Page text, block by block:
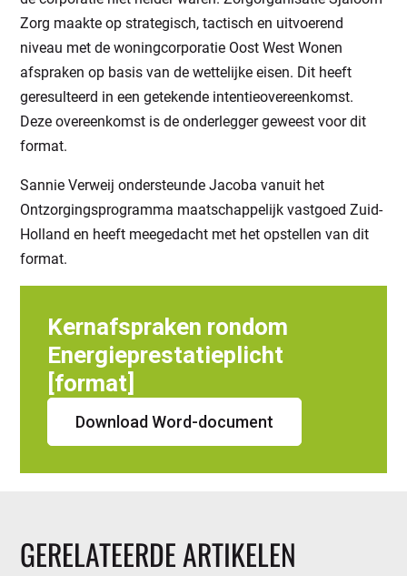
Zorg maakte op strategisch, tactisch en uitvoerend
niveau met de woningcorporatie Oost West Wonen
afspraken op basis van de wettelijke eisen. Dit heeft
geresulteerd in een getekende intentieovereenkomst.
Deze overeenkomst is de onderlegger geweest voor dit
format.
Sannie Verweij ondersteunde Jacoba vanuit het
Ontzorgingsprogramma maatschappelijk vastgoed Zuid-
Holland en heeft meegedacht met het opstellen van dit
format.
Kernafspraken rondom
Energieprestatieplicht
[format]
Download Word-document
GERELATEERDE ARTIKELEN